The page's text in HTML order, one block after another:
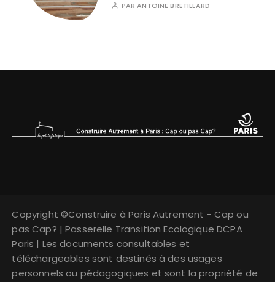
PARANTOINE BRETILLARD
Copyright ©Construire à Paris Autrement - Cap ou
pas Cap? | Passerelle Transition Ecologique DCPA
Paris | Les documents consultables et
téléchargeables sont destinés à des usages
personnels ou pédagogiques et sont la propriété de